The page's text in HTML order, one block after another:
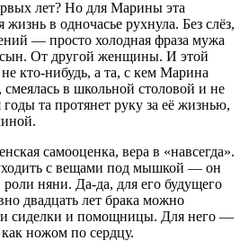
лет? Но для Марины эта
жизнь в одночасье рухнула. Без слёз,
— просто холодная фраза мужа
сын. От другой женщины. И этой
кто-нибудь, а та, с кем Марина
смеялась в школьной столовой и не
годы та протянет руку за её жизнью,
самооценка, вера в «навсегда».
с вещами под мышкой — он
роли няни. Да-да, для его будущего
двадцать лет брака можно
сиделки и помощницы. Для него —
ножом по сердцу.